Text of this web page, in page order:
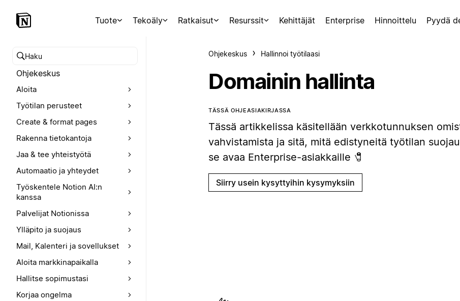
Tuote Tekoäly Ratkaisut Resurssit Kehittäjät Enterprise Hinnoittelu Pyydä
Hae ohjekeskuksesta
Ohjekeskus
Aloita
Työtilan perusteet
Create & format pages
Rakenna tietokantoja
Jaa & tee yhteistyötä
Automaatio ja yhteydet
Työskentele Notion AI:n
kanssa
Palvelijat Notionissa
Ylläpito ja suojaus
Mail, Kalenteri ja sovellukset
Aloita markkinapaikalla
Hallitse sopimustasi
Korjaa ongelma
Ohjekeskus Hallinnoi työtilaasi
Domainin hallinta
TÄSSÄ OHJEASIAKIRJASSA
Tässä artikkelissa käsitellään verkkotunnuksen
vahvistamista ja sitä, mitä edistyneitä työtilan
se avaa Enterprise-asiakkaille 🧷
Siirry usein kysyttyihin kysymyksiin